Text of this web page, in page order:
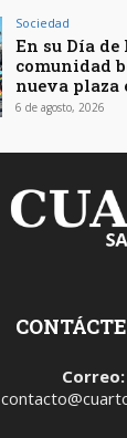
Sociedad
En su Día
comunidad
nueva plaza
6 de agosto, 2026
Correo: